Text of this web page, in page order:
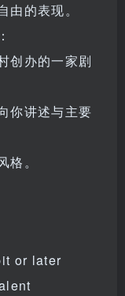
的表现。
创办的一家剧
你讲述与主要
。
or later